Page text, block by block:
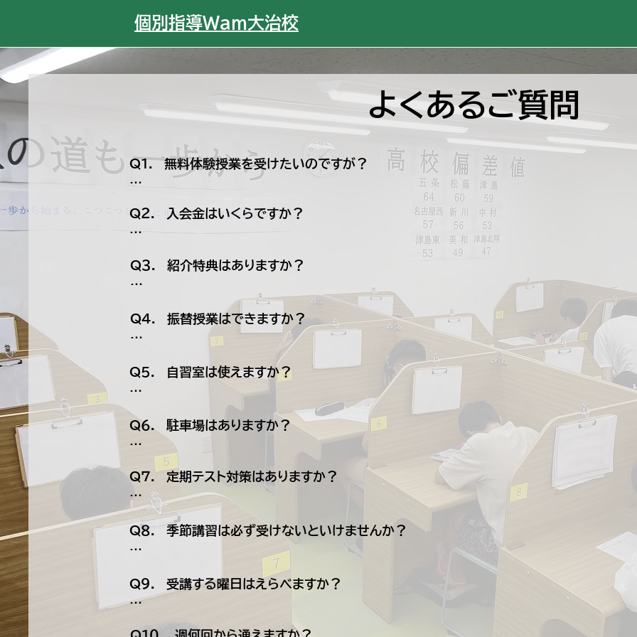
​個別指導Wam大治校
よくあるご質問
Q１．　無料体験授業を受けたいのですが？
A１．　ホームページ、もしくはLINEからお問い合わせください。後ほど教室からご連絡さ
Q２．　入会金はいくらですか？
A２．　入会金は 16,500円（税込） です。ただし、キャンペーン期間中は入会金が無料にな
タイミングによって内容が変わりますので、詳しくは教室までお問い合わせください😊
Q３．　紹介特典はありますか？
A３．　ご紹介くださった方・入会された方の両方にプレゼントがあります✨塾生様のご兄弟
詳しい内容は時期によって変わりますので、教室までお気軽にお問い合わせください！
Q４．　振替授業はできますか？
A４．　はい、前日までのご連絡で振替可能です。月内の回数制限等は設けておりません。
Q５．　自習室は使えますか？
A５．　はい、開校時間内は自由に無料でご利用いただけます。
Q６．　駐車場はありますか？
A６．　教室の前面スペースに最大3台分ご用意しています。
Q７．　定期テスト対策はありますか？
A７.　テスト2週間前から集中対策を行います。
Q８．　季節講習は必ず受けないといけませんか？
A８.　季節講習は強制ではありません。ただ、苦手克服や次学期の準備にはとても効果的な
ご希望に合わせて無理のないプランを都度ご案内しています✨
Q９．　受講する曜日はえらべますか？
A９.　受講曜日はお子さまやご家庭のご都合に合わせてお選びいただけます😊